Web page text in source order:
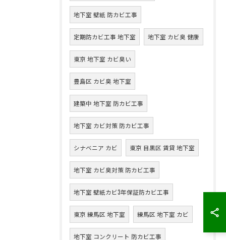
地下室 壁紙 防カビ工事
定期防カビ工事 地下室 地下室 カビ臭 健康
東京 地下室 カビ臭い
豊島区 カビ臭 地下室
建築中 地下室 防カビ工事
地下室 カビ対策 防カビ工事
シナベニア カビ 東京 目黒区 賃貸 地下室
地下室 カビ臭対策 防カビ工事
地下室 壁紙カビ3年保証防カビ工事
東京 練馬区 地下室 練馬区 地下室 カビ
地下室 コンクリート 防カビ工事